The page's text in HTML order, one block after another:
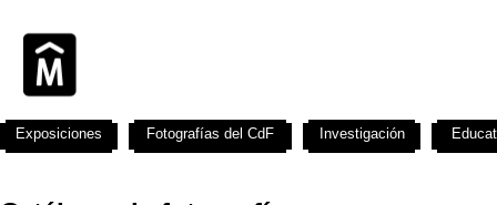
Exposiciones Fotografías del CdF Investigación